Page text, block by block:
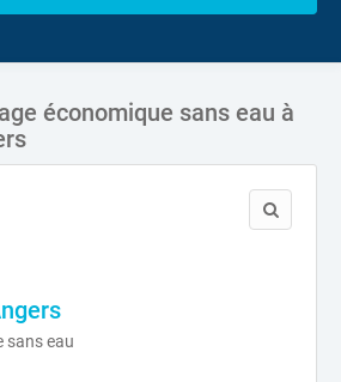
économique sans eau à
sans eau